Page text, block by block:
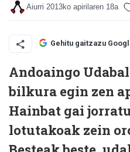
Aiurri 2013ko apirilaren 18a
Gehitu gaitzazu
Andoaingo
bilkura egin zen
Hainbat gai
lotutakoak zein